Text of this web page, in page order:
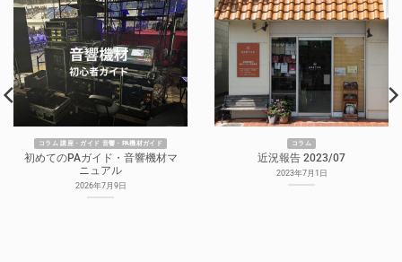
コラム 講座・ガイド 音響・PA機材ガイド
初めてのPAガイド・音響機材マ
ニュアル
2026年7月9日
コラム
近況報告 2023/07
2023年7月1日